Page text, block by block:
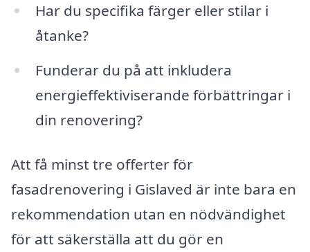
Har du specifika färger eller stilar i
åtanke?
Funderar du på att inkludera
energieffektiviserande förbättringar i
din renovering?
Att få minst tre offerter för
fasadrenovering i Gislaved är inte bara en
rekommendation utan en nödvändighet
för att säkerställa att du gör en